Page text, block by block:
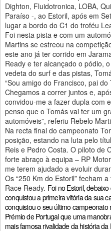
Dighton, Fluidotronica, LOBA,
Paraíso -, ao Estoril, após em
lugar a bordo do C1 do troféu
Foi nesta pista e com um
Martins se estreou na
este ano já ter corrido em
Ready e ter alcançado o pódio,
vedeta do surf e das pistas,
“Sou amigo do Francisco, pai
Chegamos a correr juntos e,
convidou-me a fazer dupla com
penso que o Tomás vai ter um
automóveis”, referiu Rebelo
Na recta final do campeonato
posição, estando na luta pelo
Reis e Pedro Costa. O piloto de
forte abraço à equipa – RP
me terem ajudado a evoluir
Os “250 Km do Estoril” fecham
Race Ready. Foi no Estoril,
conquistou a primeira vitória da sua
conquistou o seu último
Prémio de Portugal que uma
mais famosa rivalidade da história